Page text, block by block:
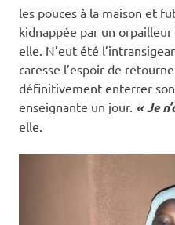
les pouces à la maison et
kidnappée par un orpailleur
elle. N’eut été
caresse l’espoir de
définitivement enterrer
enseignante un jour. « Je
elle.